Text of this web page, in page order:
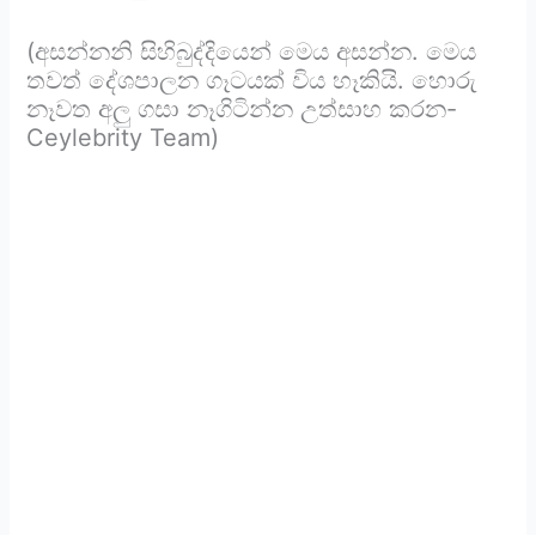
(අසන්නනි සිහිබුද්දියෙන් මෙය අසන්න. මෙය
තවත් දේශපාලන ගෑටයක් විය හෑකියි. හොරු
නෑවත අලු ගසා නෑගිටින්න උත්සාහ කරන-
Ceylebrity Team)